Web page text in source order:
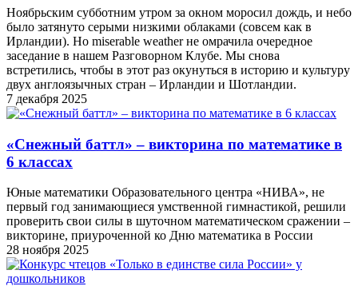
Ноябрьским субботним утром за окном моросил дождь, и небо
было затянуто серыми низкими облаками (совсем как в
Ирландии). Но miserable weather не омрачила очередное
заседание в нашем Разговорном Клубе. Мы снова
встретились, чтобы в этот раз окунуться в историю и культуру
двух англоязычных стран – Ирландии и Шотландии.
7 декабря 2025
«Снежный баттл» – викторина по математике в
6 классах
Юные математики Образовательного центра «НИВА», не
первый год занимающиеся умственной гимнастикой, решили
проверить свои силы в шуточном математическом сражении –
викторине, приуроченной ко Дню математика в России
28 ноября 2025